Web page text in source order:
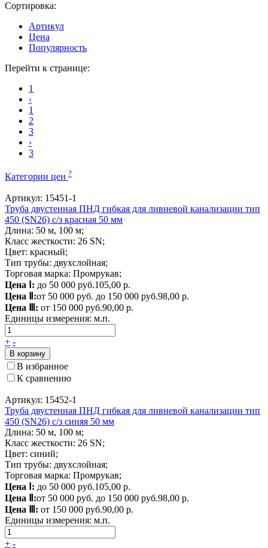
Сортировка:
Артикул
Цена
Популярность
Перейти к странице:
1
‹
1
2
3
›
3
Категории цен ?
Артикул: 15451-1
Труба двустенная ПНД гибкая для ливневой канализации тип
450 (SN26) с/з красная 50 мм
Длина: 50 м, 100 м;
Класс жесткости: 26 SN;
Цвет: красный;
Тип трубы: двухслойная;
Торговая марка: Промрукав;
Цена Ⅰ: до 50 000 руб.105,00 р.
Цена Ⅱ:от 50 000 руб. до 150 000 руб.98,00 р.
Цена Ⅲ: от 150 000 руб.90,00 р.
Единицы измерения: м.п.
+ -
В корзину
В избранное
К сравнению
Артикул: 15452-1
Труба двустенная ПНД гибкая для ливневой канализации тип
450 (SN26) с/з синяя 50 мм
Длина: 50 м, 100 м;
Класс жесткости: 26 SN;
Цвет: синий;
Тип трубы: двухслойная;
Торговая марка: Промрукав;
Цена Ⅰ: до 50 000 руб.105,00 р.
Цена Ⅱ:от 50 000 руб. до 150 000 руб.98,00 р.
Цена Ⅲ: от 150 000 руб.90,00 р.
Единицы измерения: м.п.
+ -